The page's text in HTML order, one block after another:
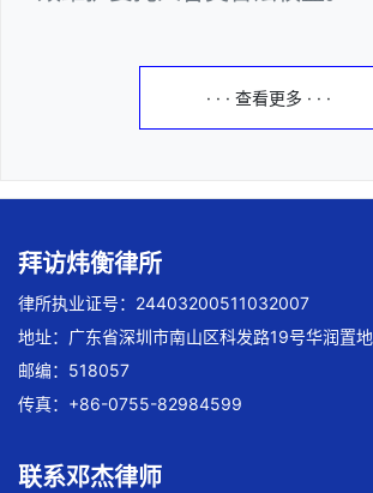
· · · 查看更多 · · ·
拜访炜衡律所
律所执业证号：24403200511032007
地址：广东省深圳市南山区科发路19号华润置
邮编：518057
传真：+86-0755-82984599
联系邓杰律师